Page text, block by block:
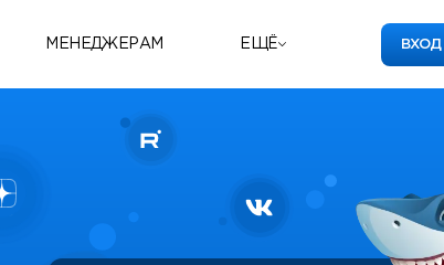
МЕНЕДЖЕРАМ ЕЩЁ ВХОД